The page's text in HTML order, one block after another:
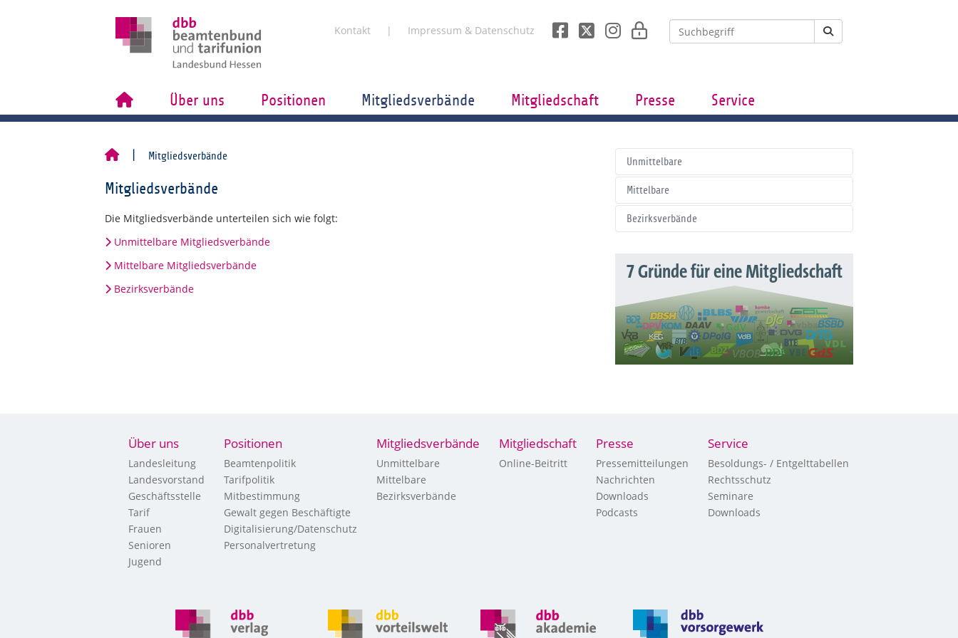
Kontakt Impressum & Datenschutz
Über uns Positionen Mitgliedsverbände Mitgliedschaft Presse Service
Mitgliedsverbände
Mitgliedsverbände
Die Mitgliedsverbände unterteilen sich wie folgt:
Unmittelbare Mitgliedsverbände
Mittelbare Mitgliedsverbände
Bezirksverbände
Unmittelbare
Mittelbare
Bezirksverbände
7 Gründe für eine Mitgliedschaft
Über uns
Landesleitung
Landesvorstand
Geschäftsstelle
Tarif
Frauen
Senioren
Jugend
Positionen
Beamtenpolitik
Tarifpolitik
Mitbestimmung
Gewalt gegen Beschäftigte
Digitalisierung/Datenschutz
Personalvertretung
Mitgliedsverbände
Unmittelbare
Mittelbare
Bezirksverbände
Mitgliedschaft
Online-Beitritt
Presse
Pressemitteilungen
Nachrichten
Downloads
Podcasts
Service
Besoldungs- / Entgelttabellen
Rechtsschutz
Seminare
Downloads